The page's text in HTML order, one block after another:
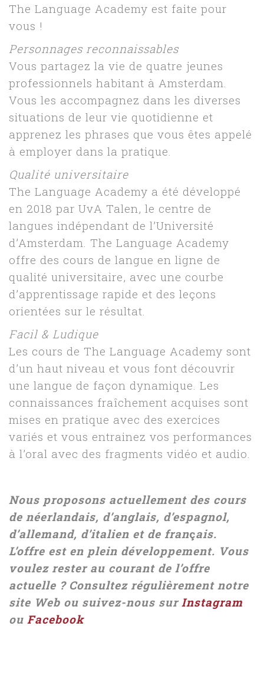
The Language Academy est faite pour
vous !
Personnages reconnaissables
Vous partagez la vie de quatre jeunes
professionnels habitant à Amsterdam.
Vous les accompagnez dans les diverses
situations de leur vie quotidienne et
apprenez les phrases que vous êtes appelé
à employer dans la pratique.
Qualité universitaire
The Language Academy a été développé
en 2018 par UvA Talen, le centre de
langues indépendant de l’Université
d’Amsterdam. The Language Academy
offre des cours de langue en ligne de
qualité universitaire, avec une courbe
d’apprentissage rapide et des leçons
orientées sur le résultat.
Facil & Ludique
Les cours de The Language Academy sont
d’un haut niveau et vous font découvrir
une langue de façon dynamique. Les
connaissances fraîchement acquises sont
mises en pratique avec des exercices
variés et vous entrainez vos performances
à l’oral avec des fragments vidéo et audio.
Nous proposons actuellement des cours
de néerlandais, d’anglais, d’espagnol,
d’allemand, d’italien et de français.
L’offre est en plein développement. Vous
voulez rester au courant de l’offre
actuelle ? Consultez régulièrement notre
site Web ou suivez-nous sur Instagram
ou Facebook